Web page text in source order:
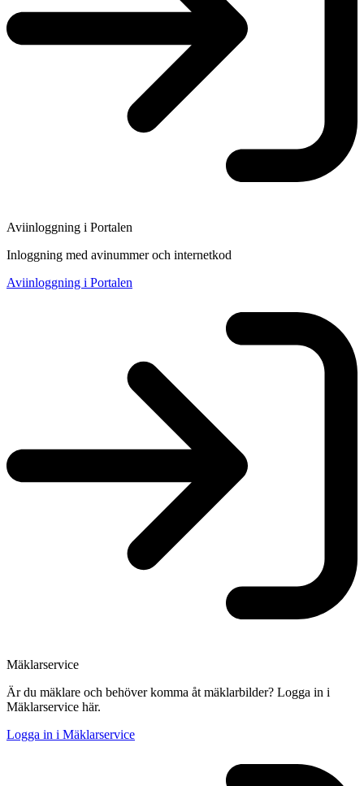
Aviinloggning i Portalen
Inloggning med avinummer och internetkod
Aviinloggning i Portalen
Mäklarservice
Är du mäklare och behöver komma åt mäklarbilder? Logga in i
Mäklarservice här.
Logga in i Mäklarservice